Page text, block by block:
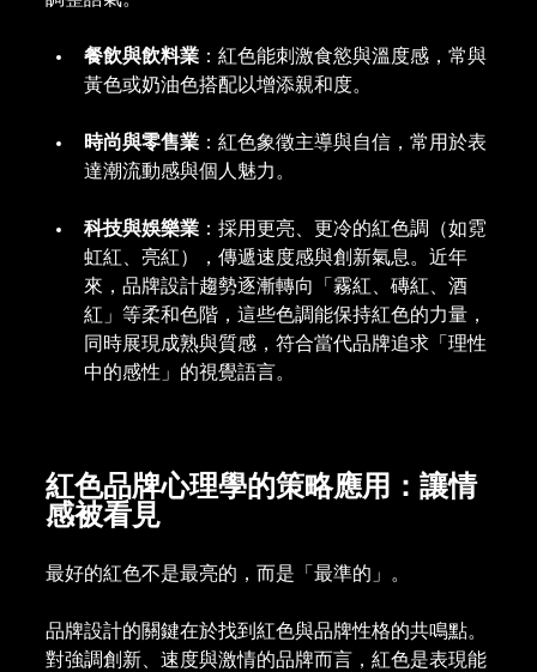
餐飲與飲料業 ：紅色能刺激食慾與溫度感，常與
黃色或奶油色搭配以增添親和度。
時尚與零售業 ：紅色象徵主導與自信，常用於表
達潮流動感與個人魅力。
科技與娛樂業 ：採用更亮、更冷的紅色調（如霓
虹紅、亮紅），傳遞速度感與創新氣息。近年
來，品牌設計趨勢逐漸轉向「霧紅、磚紅、酒
紅」等柔和色階，這些色調能保持紅色的力量，
同時展現成熟與質感，符合當代品牌追求「理性
中的感性」的視覺語言。
紅色品牌心理學的策略應用：讓情
感被看見
最好的紅色不是最亮的，而是「最準的」。
品牌設計的關鍵在於找到紅色與品牌性格的共鳴點。
對強調創新、速度與激情的品牌而言，紅色是表現能